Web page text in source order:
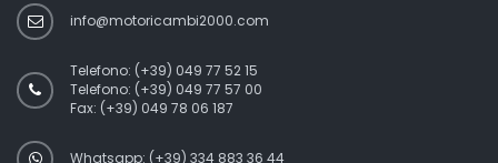
info@motoricambi2000.com
Telefono: (+39) 049 77 52 15
Telefono: (+39) 049 77 57 00
Fax: (+39) 049 78 06 187
Whatsapp: (+39) 334 883 36 44